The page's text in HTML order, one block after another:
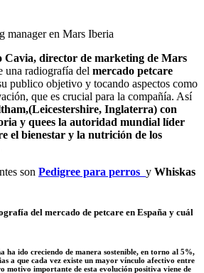
manager en Mars Iberia
Cavia, director de marketing de Mars
una radiografía del mercado petcare
publico objetivo y tocando aspectos como
que es crucial para la compañía. Así
Inglaterra) con
y quees la autoridad mundial líder
el bienestar y la nutrición de los
son Pedigree para perros y Whiskas
del mercado de petcare en España y cuál
ha ido creciendo de manera sostenible, en torno al 5%,
a que cada vez existe un mayor vínculo afectivo entre
motivo importante de esta evolución positiva viene de